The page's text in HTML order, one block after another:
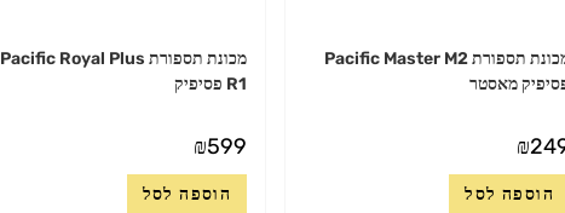
מכונת תספורת Pacific Master M2
מאסטר
₪
הוספה לסל
מכונת תספורת Pacific Royal Plus
R1 פסיפיק
₪599
הוספה לסל